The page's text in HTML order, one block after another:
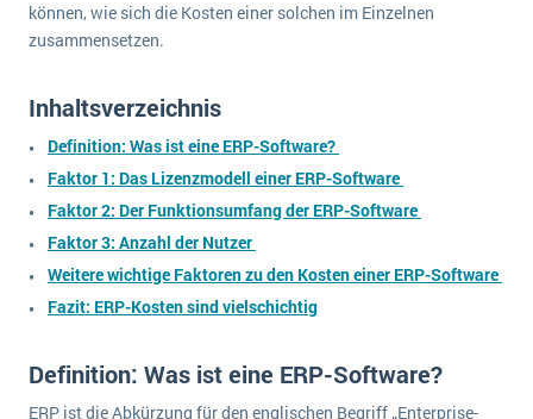
Lebensmittelindustrie
Produktion
Immobilien
Services
Textil und Mode
Vermietung
Versorgung
Ein WMS implementieren: Das sind die 6
ERP-Software für Abfallentsorger
Digitale Arbeitsaufträge in Ihrem ERP- oder FSM-System: clever und effizient
MEHR ÜBER ERP-SOFTWARE
können, wie sich die Kosten einer solchen im Einzelnen
zusammensetzen.
Inhaltsverzeichnis
Definition: Was ist eine ERP-Software?
Faktor 1: Das Lizenzmodell einer ERP-Software
Faktor 2: Der Funktionsumfang der ERP-Software
Faktor 3: Anzahl der Nutzer
Weitere wichtige Faktoren zu den Kosten einer ERP-Software
Fazit: ERP-Kosten sind vielschichtig
Definition: Was ist eine ERP-Software?
ERP ist die Abkürzung für den englischen Begriff „Enterprise-